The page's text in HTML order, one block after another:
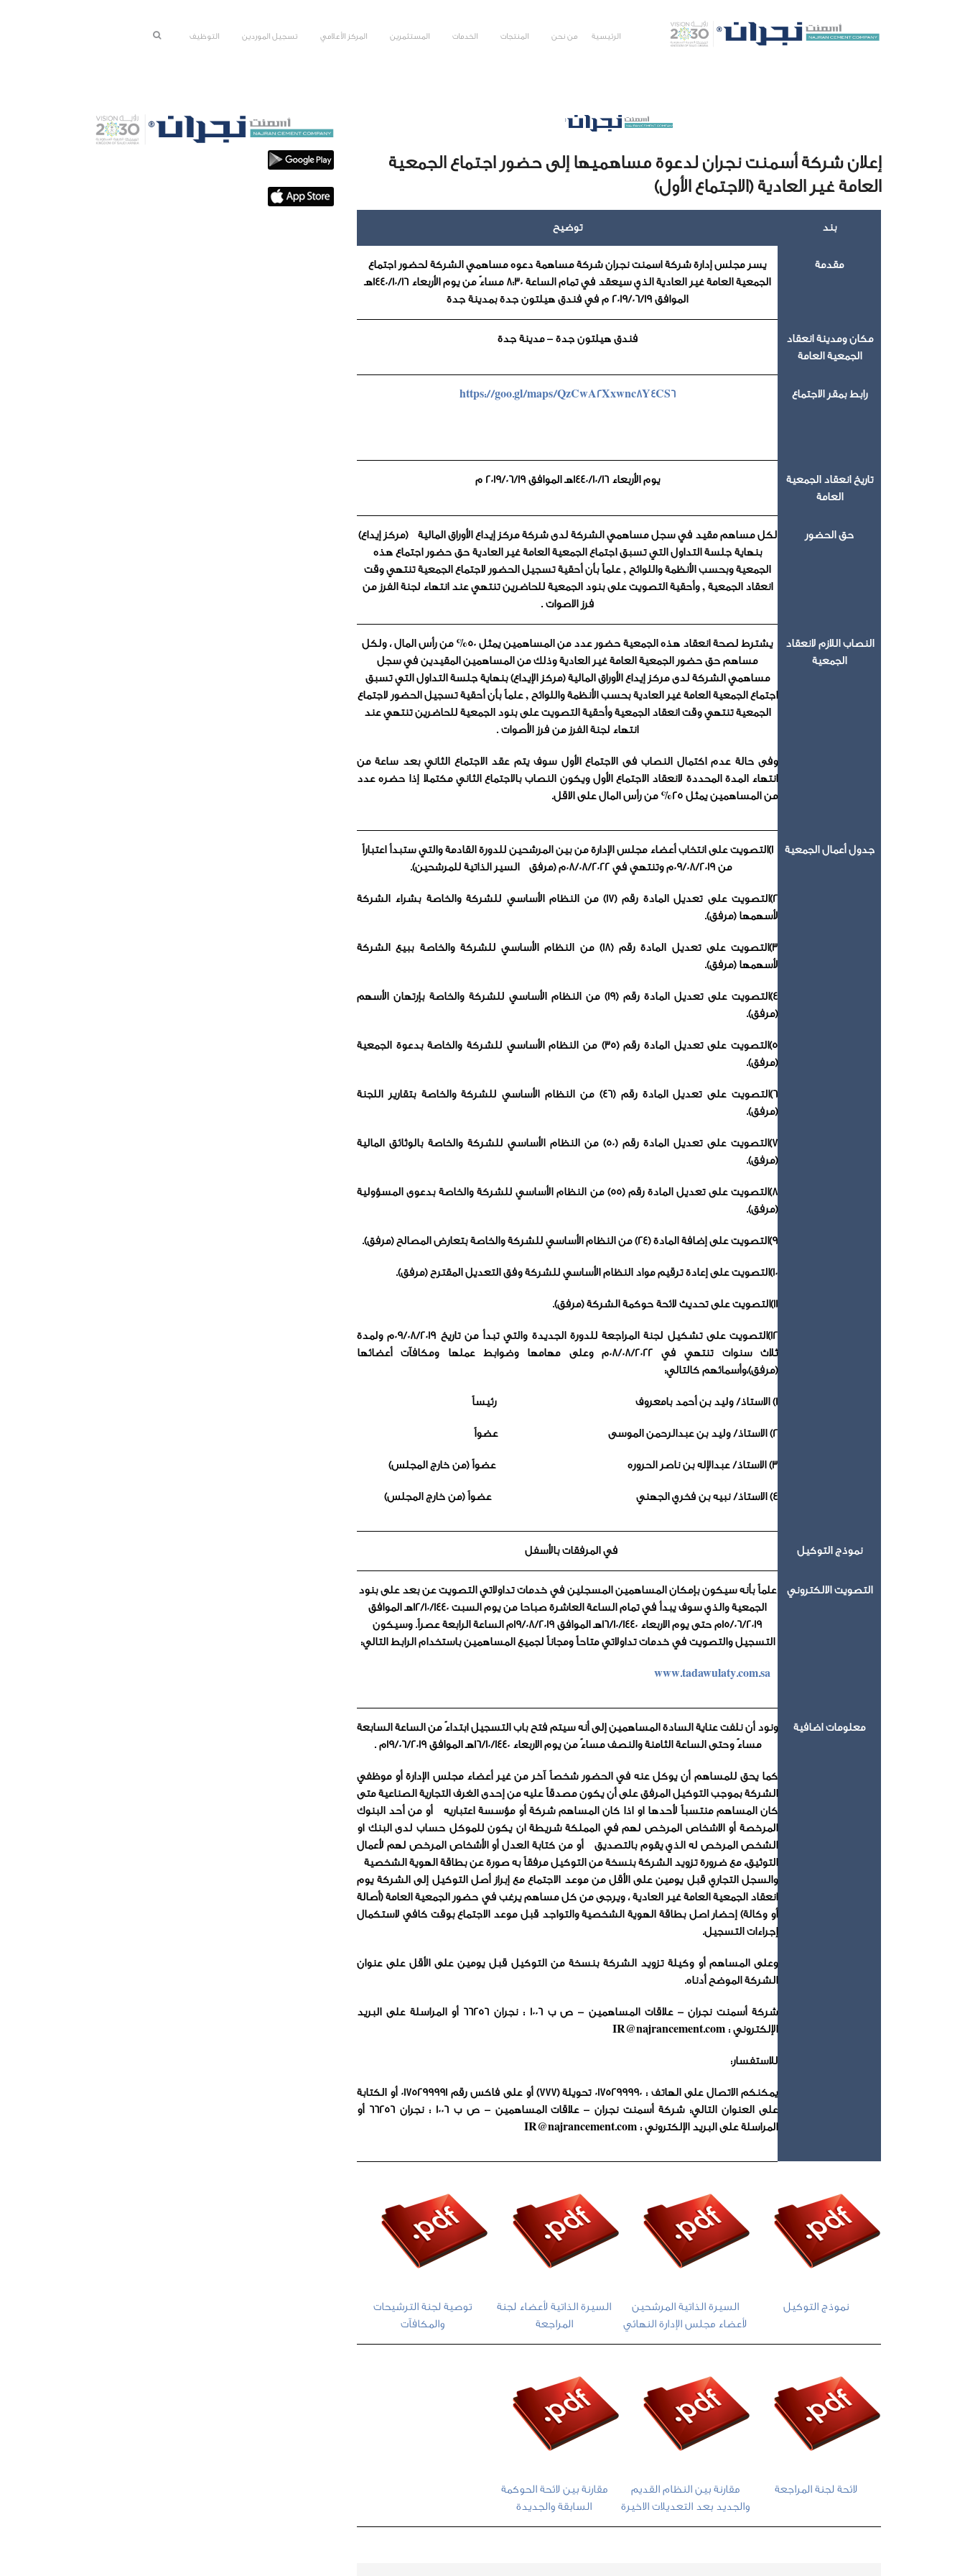
الرئيسية من نحن المنتجات الخدمات المستثمرين المركز الأعلامي تسجيل الموردين التوظيف
إعلان شركة أسمنت نجران لدعوة مساهميها إلى حضور اجتماع الجمعية
العامة غير العادية (الاجتماع الأول)
بند توضيح
مقدمة
يسر مجلس إدارة شركة اسمنت نجران شركة مساهمة دعوه مساهمي الشركة لحضور اجتماع
الجمعية العامة غير العادية الذي سيعقد في تمام الساعة 8:30 مساءً من يوم الأربعاء 1440/10/16هـ
الموافق 2019/06/19 م في فندق هيلتون جدة بمدينة جدة
مكان ومدينة انعقاد
الجمعية العامة
فندق هيلتون جدة – مدينة جدة
رابط بمقر الاجتماع https://goo.gl/maps/QzCwA2Xxwnc8Y4CS6
تاريخ انعقاد الجمعية
العامة
يوم الأربعاء 1440/10/16هـ الموافق 2019/06/19 م
حق الحضور
لكل مساهم مقيد في سجل مساهمي الشركة لدى شركة مركز إيداع الأوراق المالية (مركز إيداع)
بنهاية جلسة التداول التي تسبق اجتماع الجمعية العامة غير العادية حق حضور اجتماع هذه
الجمعية وبحسب الأنظمة واللوائح , علماً بأن أحقية تسجيل الحضور لاجتماع الجمعية تنتهي وقت
انعقاد الجمعية , وأحقية التصويت على بنود الجمعية للحاضرين تنتهي عند انتهاء لجنة الفرز من
فرز الاصوات .
النصاب اللازم لانعقاد
الجمعية
يشترط لصحة انعقاد هذه الجمعية حضور عدد من المساهمين يمثل 50% من رأس المال ، ولكل
مساهم حق حضور الجمعية العامة غير العادية وذلك من المساهمين المقيدين في سجل
مساهمي الشركة لدى مركز إيداع الأوراق المالية (مركز الإيداع) بنهاية جلسة التداول التي تسبق
اجتماع الجمعية العامة غير العادية بحسب الأنظمة واللوائح , علماً بأن أحقية تسجيل الحضور لاجتماع
الجمعية تنتهي وقت انعقاد الجمعية وأحقية التصويت على بنود الجمعية للحاضرين تنتهي عند
انتهاء لجنة الفرز من فرز الأصوات .
وفى حالة عدم اكتمال النصاب فى الاجتماع الأول سوف يتم عقد الاجتماع الثاني بعد ساعة من
انتهاء المدة المحددة لانعقاد الاجتماع الأول ويكون النصاب بالاجتماع الثاني مكتملا إذا حضره عدد
من المساهمين يمثل 25% من رأس المال على الاقل.
جدول أعمال الجمعية
1)التصويت على انتخاب أعضاء مجلس الإدارة من بين المرشحين للدورة القادمة والتي ستبدأ اعتباراً
من 09/08/2019م وتنتهي في 08/08/2022م (مرفق السير الذاتية للمرشحين).
2)التصويت على تعديل المادة رقم (17) من النظام الأساسي للشركة والخاصة بشراء الشركة
لأسهمها (مرفق).
3)التصويت على تعديل المادة رقم (18) من النظام الأساسي للشركة والخاصة ببيع الشركة
لأسهمها (مرفق).
4)التصويت على تعديل المادة رقم (19) من النظام الأساسي للشركة والخاصة بإرتهان الأسهم
(مرفق).
5)التصويت على تعديل المادة رقم (35) من النظام الأساسي للشركة والخاصة بدعوة الجمعية
(مرفق).
6)التصويت على تعديل المادة رقم (46) من النظام الأساسي للشركة والخاصة بتقارير اللجنة
(مرفق).
7)التصويت على تعديل المادة رقم (50) من النظام الأساسي للشركة والخاصة بالوثائق المالية
(مرفق).
8)التصويت على تعديل المادة رقم (55) من النظام الأساسي للشركة والخاصة بدعوى المسؤولية
(مرفق).
9)التصويت على إضافة المادة (24) من النظام الأساسي للشركة والخاصة بتعارض المصالح (مرفق).
10)التصويت على إعادة ترقيم مواد النظام الأساسي للشركة وفق التعديل المقترح (مرفق).
11)التصويت على تحديث لائحة حوكمة الشركة (مرفق).
12)التصويت على تشكيل لجنة المراجعة للدورة الجديدة والتي تبدأ من تاريخ 09/08/2019م ولمدة
ثلاث سنوات تنتهي في 08/08/2022م وعلى مهامها وضوابط عملها ومكافآت أعضائها
(مرفق)،وأسمائهم كالتالي:
1) الاستاذ/ وليد بن أحمد بامعروف رئيساً
2) الاستاذ/ وليد بن عبدالرحمن الموسى عضواً
3) الاستاذ/ عبدالإله بن ناصر الحروره عضواً (من خارج المجلس)
4) الاستاذ/ نبيه بن فخري الجهني عضواً (من خارج المجلس)
نموذج التوكيل في المرفقات بالأسفل
التصويت الالكتروني
علماً بأنه سيكون بإمكان المساهمين المسجلين في خدمات تداولاتي التصويت عن بعد على بنود
الجمعية والذي سوف يبدأ في تمام الساعة العاشرة صباحا من يوم السبت 12/10/1440هـ الموافق
15/06/2019م حتى يوم الاربعاء 16/10/1440هـ الموافق 19/08/2019م الساعة الرابعة عصراً.
وسيكون
التسجيل والتصويت في خدمات تداولاتي متاحاً ومجاناً لجميع المساهمين باستخدام الرابط التالي:
www.tadawulaty.com.sa
معلومات اضافية
ونود أن نلفت عناية السادة المساهمين إلى أنه سيتم فتح باب التسجيل ابتداءً من الساعة السابعة
مساءً وحتى الساعة الثامنة والنصف مساءً من يوم الاربعاء 16/10/1440هـ الموافق 19/06/2019م .
كما يحق للمساهم أن يوكل عنه في الحضور شخصاً آخر من غير أعضاء مجلس الإدارة أو موظفي
الشركة بموجب التوكيل المرفق على أن يكون مصدقاً عليه من إحدى الغرف التجارية الصناعية متى
كان المساهم منتسباً لأحدها او اذا كان المساهم شركة أو مؤسسة اعتباريه أو من أحد البنوك
المرخصة أو الاشخاص المرخص لهم في المملكة شريطة ان يكون للموكل حساب لدى البنك او
الشخص المرخص له الذي يقوم بالتصديق أو من كتابة العدل أو الأشخاص المرخص لهم لأعمال
التوثيق، مع ضرورة تزويد الشركة بنسخة من التوكيل مرفقاً به صورة عن بطاقة الهوية الشخصية
والسجل التجاري قبل يومين على الأقل من موعد الاجتماع مع إبراز أصل التوكيل إلى الشركة يوم
انعقاد الجمعية العامة غير العادية ، ويرجى من كل مساهم يرغب في حضور الجمعية العامة (أصالة
أو وكالة) إحضار اصل بطاقة الهوية الشخصية والتواجد قبل موعد الاجتماع بوقت كافي لاستكمال
إجراءات التسجيل.
وعلى المساهم أو وكيلة تزويد الشركة بنسخة من التوكيل قبل يومين على الأقل على عنوان
الشركة الموضح أدناه.
شركة أسمنت نجران – علاقات المساهمين – ص ب 1006 : نجران 66256 أو المراسلة على البريد
الإلكتروني : IR@najrancement.com
للاستفسار:
يمكنكم الاتصال على الهاتف : 0175299990 تحويلة (777) أو على فاكس رقم 0175299991 أو الكتابة
على العنوان التالي: شركة أسمنت نجران – علاقات المساهمين – ص ب 1006 : نجران 66256 أو
المراسلة على البريد الإلكتروني : IR@najrancement.com
نموذج التوكيل
السيرة الذاتية المرشحين
لأعضاء مجلس الإدارة النهائي
السيرة الذاتية لأعضاء لجنة
المراجعة
توصية لجنة الترشيحات
والمكافآت
لائحة لجنة المراجعة
مقارنة بين النظام القديم
والجديد بعد التعديلات الاخيرة
مقارنة بين لائحة الحوكمة
السابقة والجديدة